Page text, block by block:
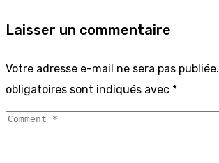
Laisser un commentaire
Votre adresse e-mail ne sera pas publiée.
obligatoires sont indiqués avec *